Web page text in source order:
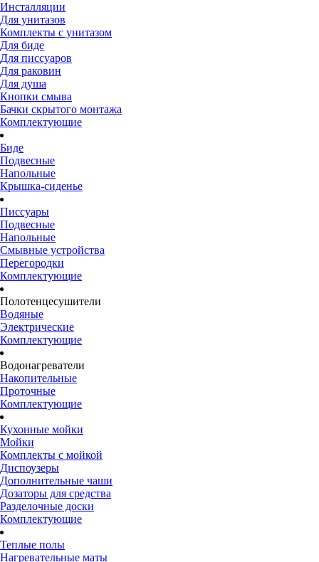
Инсталляции
Для унитазов
Комплекты с унитазом
Для биде
Для писсуаров
Для раковин
Для душа
Кнопки смыва
Бачки скрытого монтажа
Комплектующие
Биде
Подвесные
Напольные
Крышка-сиденье
Писсуары
Подвесные
Напольные
Смывные устройства
Перегородки
Комплектующие
Полотенцесушители
Водяные
Электрические
Комплектующие
Водонагреватели
Накопительные
Проточные
Комплектующие
Кухонные мойки
Мойки
Комплекты с мойкой
Диспоузеры
Дополнительные чаши
Дозаторы для средства
Разделочные доски
Комплектующие
Теплые полы
Нагревательные маты